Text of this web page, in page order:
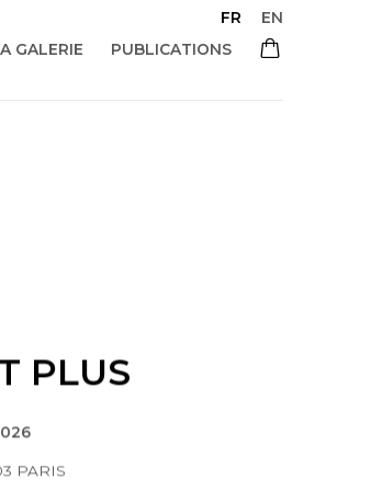
GALERIE PUBLICATIONS
FR EN
PLUS
PARIS